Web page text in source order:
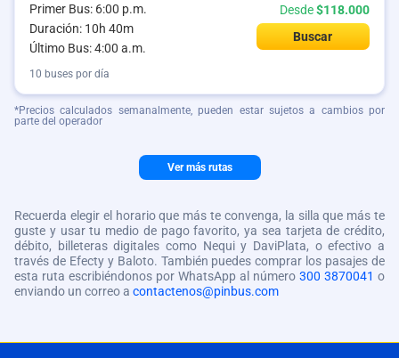
Primer Bus: 6:00 p.m.
Duración: 10h 40m
Último Bus: 4:00 a.m.
Desde$118.000
Buscar
10 buses por día
*Precios calculados semanalmente, pueden estar sujetos a cambios por
parte del operador
Ver más rutas
Recuerda elegir el horario que más te convenga, la silla que más te
guste y usar tu medio de pago favorito, ya sea tarjeta de crédito,
débito, billeteras digitales como Nequi y DaviPlata, o efectivo a
través de Efecty y Baloto. También puedes comprar los pasajes de
esta ruta escribiéndonos por WhatsApp al número 300 3870041 o
enviando un correo a contactenos@pinbus.com